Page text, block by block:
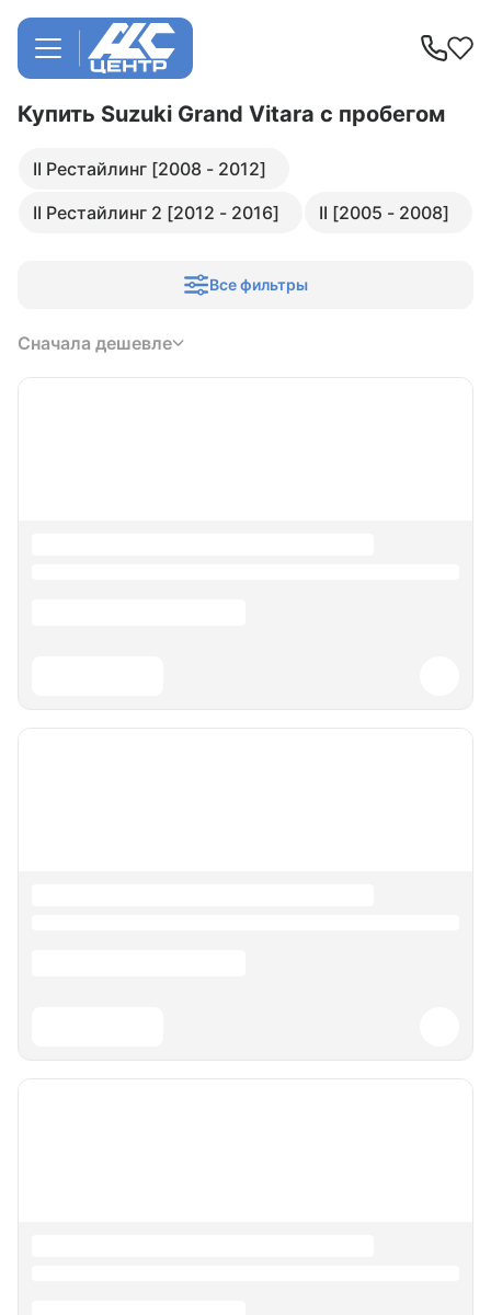
Купить Suzuki Grand Vitara с пробегом
II Рестайлинг [2008 - 2012]
II Рестайлинг 2 [2012 - 2016]
II [2005 - 2008]
Все фильтры
Сначала дешевле